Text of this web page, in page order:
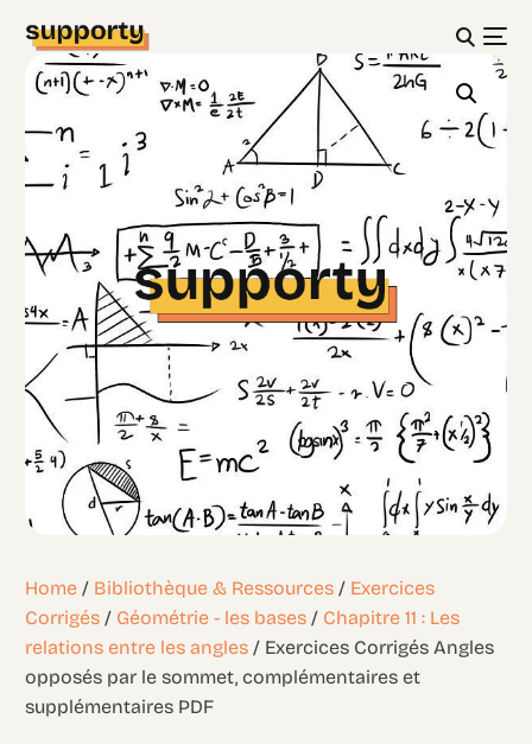
Home / Bibliothèque & Ressources / Exercices
Corrigés / Géométrie - les bases / Chapitre 11 : Les
relations entre les angles / Exercices Corrigés Angles
opposés par le sommet, complémentaires et
supplémentaires PDF